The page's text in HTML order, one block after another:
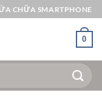
CHỮA SMARTPHONE
0